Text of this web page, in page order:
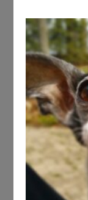
Liebe
wir
nicht
zu
Ihnen